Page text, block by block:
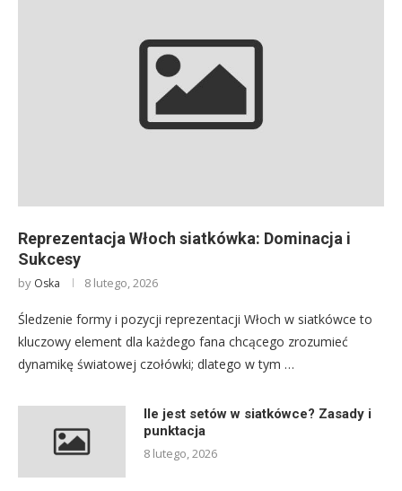
Reprezentacja Włoch siatkówka: Dominacja i
Sukcesy
by Oska 8 lutego, 2026
Śledzenie formy i pozycji reprezentacji Włoch w siatkówce to
kluczowy element dla każdego fana chcącego zrozumieć
dynamikę światowej czołówki; dlatego w tym …
Ile jest setów w siatkówce? Zasady i
punktacja
8 lutego, 2026